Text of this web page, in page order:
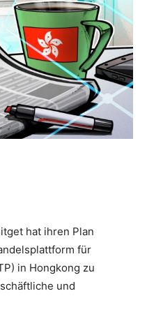
hat ihren Plan
für
in Hongkong zu
und